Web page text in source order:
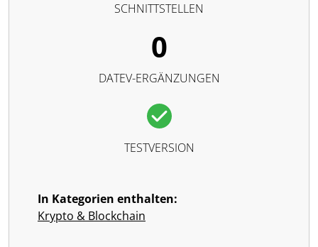
SCHNITTSTELLEN
0
DATEV-ERGÄNZUNGEN
TESTVERSION
In Kategorien enthalten:
Krypto & Blockchain